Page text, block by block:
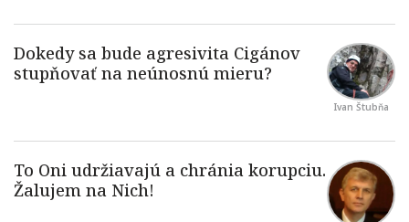
Ivan Štubňa